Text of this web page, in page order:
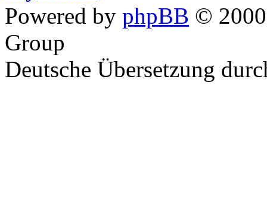
Powered by phpBB ©
Group
Deutsche Übersetzung